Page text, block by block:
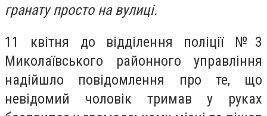
гранату просто на вулиці.
11 квітня до відділення поліції №3
Миколаївського районного управління
надійшло повідомлення про те, що
невідомий чоловік тримав у руках